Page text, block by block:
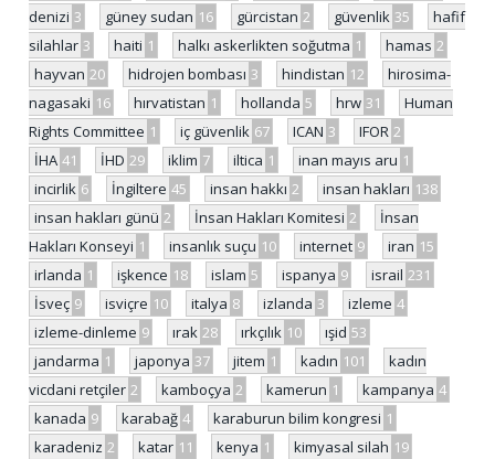
denizi 3 güney sudan 16 gürcistan 2 güvenlik 35
hafif
silahlar 3 haiti 1 halkı askerlikten soğutma 1 hamas 2
hayvan 20 hidrojen bombası 3 hindistan 12
hirosima-
nagasaki 16 hırvatistan 1 hollanda 5 hrw 31
Human
Rights Committee 1 iç güvenlik 67 ICAN 3 IFOR 2
İHA 41 İHD 29 iklim 7 iltica 1 inan mayıs aru 1
incirlik 6 İngiltere 45 insan hakkı 2 insan hakları 138
insan hakları günü 2 İnsan Hakları Komitesi 2
İnsan
Hakları Konseyi 1 insanlık suçu 10 internet 9 iran 15
irlanda 1 işkence 18 islam 5 ispanya 9 israil 231
İsveç 9 isviçre 10 italya 8 izlanda 3 izleme 4
izleme-dinleme 9 ırak 28 ırkçılık 10 ışid 53
jandarma 1 japonya 37 jitem 1 kadın 101
kadın
vicdani retçiler 2 kamboçya 2 kamerun 1 kampanya 4
kanada 9 karabağ 4 karaburun bilim kongresi 1
karadeniz 2 katar 11 kenya 1 kimyasal silah 19